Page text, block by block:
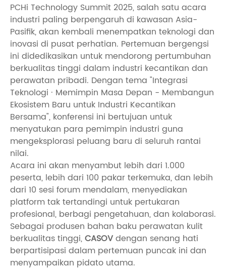
PCHi Technology Summit 2025, salah satu acara
industri paling berpengaruh di kawasan Asia-
Pasifik, akan kembali menempatkan teknologi dan
inovasi di pusat perhatian. Pertemuan bergengsi
ini didedikasikan untuk mendorong pertumbuhan
berkualitas tinggi dalam industri kecantikan dan
perawatan pribadi. Dengan tema "Integrasi
Teknologi · Memimpin Masa Depan - Membangun
Ekosistem Baru untuk Industri Kecantikan
Bersama", konferensi ini bertujuan untuk
menyatukan para pemimpin industri guna
mengeksplorasi peluang baru di seluruh rantai
nilai.
Acara ini akan menyambut lebih dari 1.000
peserta, lebih dari 100 pakar terkemuka, dan lebih
dari 10 sesi forum mendalam, menyediakan
platform tak tertandingi untuk pertukaran
profesional, berbagi pengetahuan, dan kolaborasi.
Sebagai produsen bahan baku perawatan kulit
berkualitas tinggi,CASOVdengan senang hati
berpartisipasi dalam pertemuan puncak ini dan
menyampaikan pidato utama.